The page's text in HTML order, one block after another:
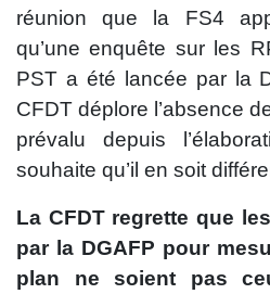
réunion que la FS4
qu’une enquête sur les
PST a été lancée par la
CFDT déplore l’absence
prévalu depuis
souhaite qu’il en soit
La CFDT regrette que
par la DGAFP pour
plan ne soient pas